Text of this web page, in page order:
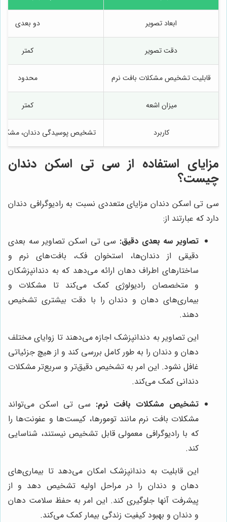
ابعاد تصویر دو بعدی
دقت تصویر کمتر
قابلیت تشخیص مشکلات بافت نرم محدود
میزان اشعه کمتر
کاربرد تشخیص پوسیدگی دندان،
مزایای استفاده از سی تی اسکن دندان
چیست؟
سی تی اسکن دندان مزایای متعددی نسبت به رادیوگرافی دندان
دارد که عبارتند از:
تصاویر سه بعدی دقیق: سی تی اسکن تصاویر سه بعدی
دقیقی از دندان‌ها، استخوان فک، بافت‌های نرم و
ساختارهای اطراف دهان ارائه می‌دهد که به دندانپزشکان
و متخصصان رادیولوژی کمک می‌کند تا مشکلات و
بیماری‌های دهان و دندان را با دقت بیشتری تشخیص
دهند.
این تصاویر به دندانپزشک اجازه می‌دهند تا زوایای مختلف
دهان و دندان را به طور کامل بررسی کند و از هیچ جزئیاتی
غافل نشود. این امر به تشخیص دقیق‌تر و سریع‌تر مشکلات
دندانی کمک می‌کند.
تشخیص مشکلات بافت نرم: سی تی اسکن می‌تواند
مشکلات بافت نرم مانند تومورها، کیست‌ها و عفونت‌ها را
که با رادیوگرافی معمولی قابل تشخیص نیستند، شناسایی
کند.
این قابلیت به دندانپزشک امکان می‌دهد تا بیماری‌های
دهان و دندان را در مراحل اولیه تشخیص دهد و از
پیشرفت آنها جلوگیری کند. این امر به حفظ سلامت دهان
و دندان و بهبود کیفیت زندگی بیمار کمک می‌کند.